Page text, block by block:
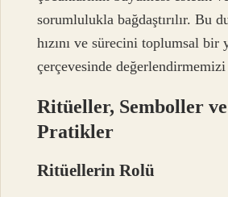
sorumlulukla bağdaştırılır. Bu
hızını ve sürecini toplumsal bir
çerçevesinde değerlendirmemizi
Ritüeller, Semboller
Pratikler
Ritüellerin Rolü